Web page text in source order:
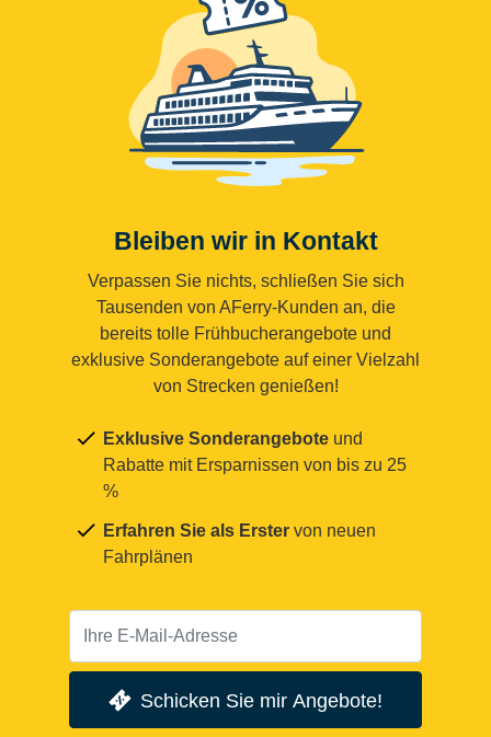
Bleiben wir in Kontakt
Verpassen Sie nichts, schließen Sie sich
Tausenden von AFerry-Kunden an, die
bereits tolle Frühbucherangebote und
exklusive Sonderangebote auf einer Vielzahl
von Strecken genießen!
Exklusive Sonderangebote und
Rabatte mit Ersparnissen von bis zu 25
%
Erfahren Sie als Erster von neuen
Fahrplänen
Schicken Sie mir Angebote!